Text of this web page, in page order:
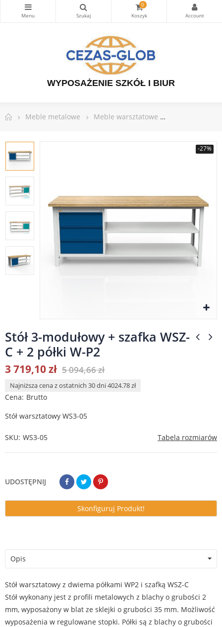
0
WYPOSAŻENIE SZKÓŁ I BIUR
Meble metalowe Meble warsztatowe
-27%
Stół 3-modułowy + szafka WSZ-
C + 2 półki W-P2
3 719,10 zł 5 094,66 zł
Najniższa cena z ostatnich 30 dni 4024.78 zł
Cena Brutto
Stół warsztatowy WS3-05
Tabela rozmiarów
SKU WS3-05
UDOSTĘPNIJ
Skonfiguruj Produkt!
Opis
Stół warsztatowy z dwiema półkami WP2 i szafką WSZ-C
Stół wykonany jest z profili metalowych z blachy o grubości 2
mm, wyposażony w blat ze sklejki o grubości 35 mm. Możliwość
wyposażenia w regulowane stopki. Półki są z blachy o grubości